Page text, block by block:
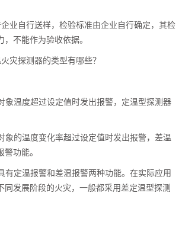
业自行送样，检验标准由企业自行确定，其检
，不能作为验收依据。
灾探测器的类型有哪些？
象温度超过设定值时发出报警，定温型探测器
象的温度变化率超过设定值时发出报警，差温
警功能。
有定温报警和差温报警两种功能。在实际应用
同发展阶段的火灾，一般都采用差定温型探测